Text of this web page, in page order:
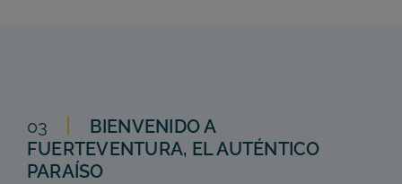
03
BIENVENIDO A
FUERTEVENTURA, EL AUTÉNTICO
PARAÍSO